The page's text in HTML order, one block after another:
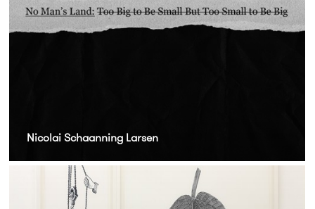
Nicolai Schaanning Larsen